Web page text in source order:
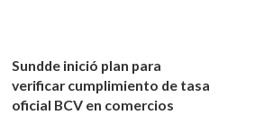
Sundde inició plan para
verificar cumplimiento de tasa
oficial BCV en comercios